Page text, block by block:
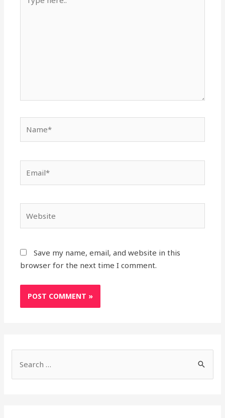
here..
Save my name, email, and website in this
browser for the next time I comment.
e